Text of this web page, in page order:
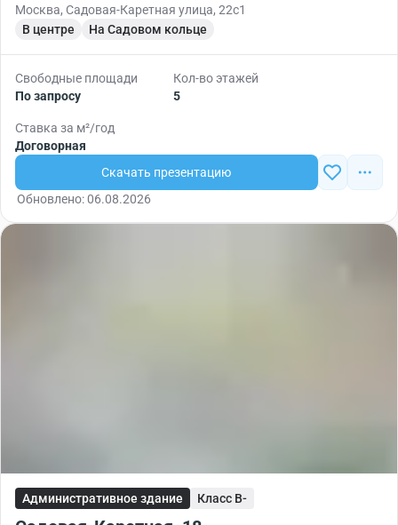
Москва, Садовая-Каретная улица, 22с1
В центре
На Садовом кольце
Свободные площади
По запросу
Кол-во этажей
5
Ставка за м²/год
Договорная
Скачать презентацию
Обновлено: 06.08.2026
Административное здание Класс B-